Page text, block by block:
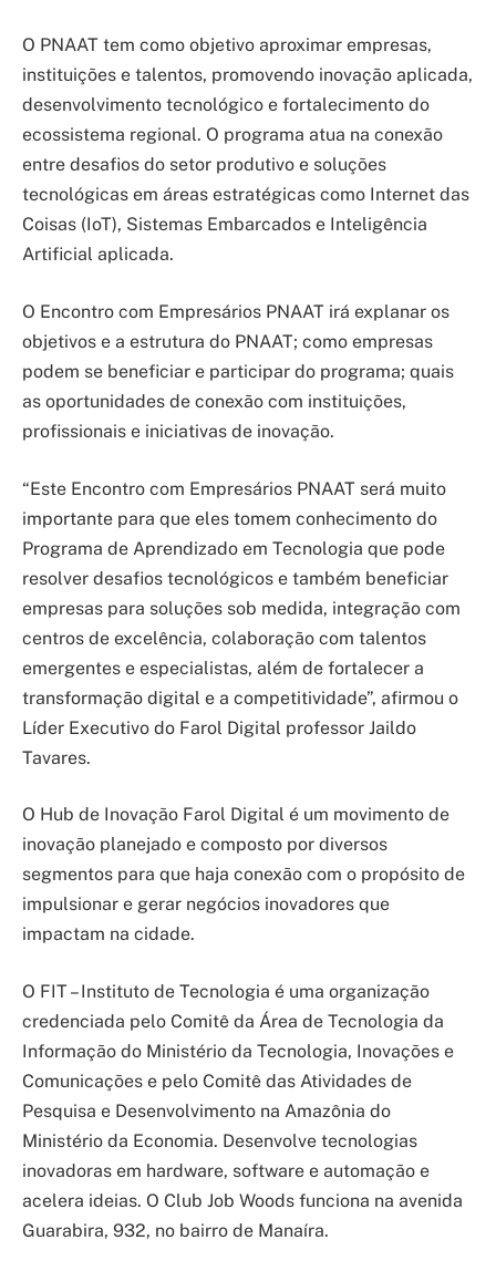
O PNAAT tem como objetivo aproximar empresas,
instituições e talentos, promovendo inovação aplicada,
desenvolvimento tecnológico e fortalecimento do
ecossistema regional. O programa atua na conexão
entre desafios do setor produtivo e soluções
tecnológicas em áreas estratégicas como Internet das
Coisas (IoT), Sistemas Embarcados e Inteligência
Artificial aplicada.
O Encontro com Empresários PNAAT irá explanar os
objetivos e a estrutura do PNAAT; como empresas
podem se beneficiar e participar do programa; quais
as oportunidades de conexão com instituições,
profissionais e iniciativas de inovação.
“Este Encontro com Empresários PNAAT será muito
importante para que eles tomem conhecimento do
Programa de Aprendizado em Tecnologia que pode
resolver desafios tecnológicos e também beneficiar
empresas para soluções sob medida, integração com
centros de excelência, colaboração com talentos
emergentes e especialistas, além de fortalecer a
transformação digital e a competitividade”, afirmou o
Líder Executivo do Farol Digital professor Jaildo
Tavares.
O Hub de Inovação Farol Digital é um movimento de
inovação planejado e composto por diversos
segmentos para que haja conexão com o propósito de
impulsionar e gerar negócios inovadores que
impactam na cidade.
O FIT – Instituto de Tecnologia é uma organização
credenciada pelo Comitê da Área de Tecnologia da
Informação do Ministério da Tecnologia, Inovações e
Comunicações e pelo Comitê das Atividades de
Pesquisa e Desenvolvimento na Amazônia do
Ministério da Economia. Desenvolve tecnologias
inovadoras em hardware, software e automação e
acelera ideias. O Club Job Woods funciona na avenida
Guarabira, 932, no bairro de Manaíra.